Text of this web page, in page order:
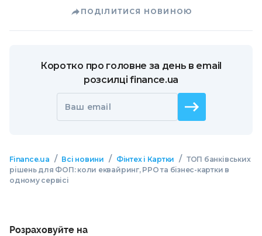
ПОДІЛИТИСЯ НОВИНОЮ
Коротко про головне за день в email
розсилці finance.ua
Ваш email
Finance.ua / Всі новини / Фінтех і Картки / ТОП банківських
рішень для ФОП: коли еквайринг, РРО та бізнес-картки в
одному сервісі
Розраховуйте на